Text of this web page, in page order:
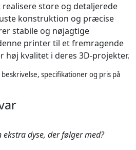
store og detaljerede
konstruktion og præcise
stabile og nøjagtige
printer til et fremragende
høj kvalitet i deres 3D-projekter.
specifikationer og pris på
dyse, der følger med?